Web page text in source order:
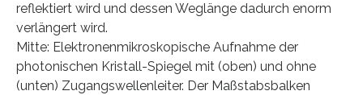
reflektiert wird und dessen Weglänge dadurch enorm
verlängert wird.
Mitte: Elektronenmikroskopische Aufnahme der
photonischen Kristall-Spiegel mit (oben) und ohne
(unten) Zugangswellenleiter. Der Maßstabsbalken